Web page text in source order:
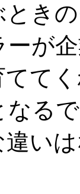
き
が
て
なる
い